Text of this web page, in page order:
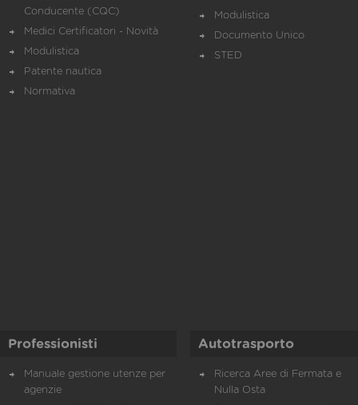
Conducente (CQC)
Medici Certificatori - Novità
Modulistica
Patente nautica
Normativa
Modulistica
Documento Unico
STED
Professionisti
Manuale gestione utenze per
agenzie
Autotrasporto
Ricerca Aree di Fermata e
Nulla Osta